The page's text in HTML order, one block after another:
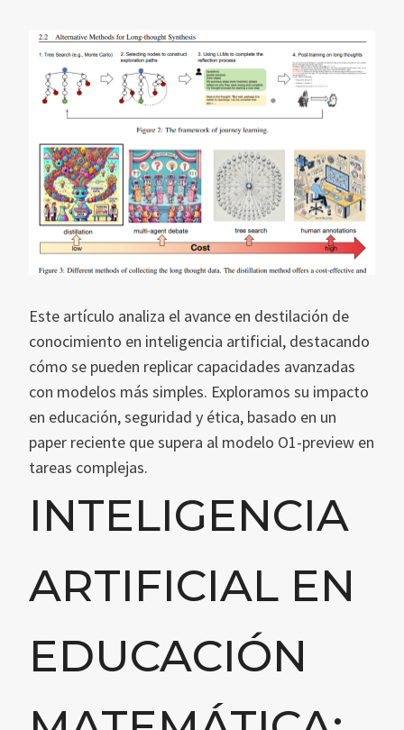
Este artículo analiza el avance en destilación de
conocimiento en inteligencia artificial, destacando
cómo se pueden replicar capacidades avanzadas
con modelos más simples. Exploramos su impacto
en educación, seguridad y ética, basado en un
paper reciente que supera al modelo O1-preview en
tareas complejas.
INTELIGENCIA
ARTIFICIAL EN
EDUCACIÓN